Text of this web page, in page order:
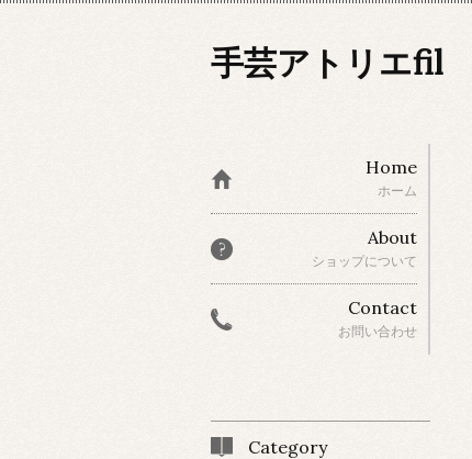
手芸アトリエfil
Home
ホーム
About
ショップについて
Contact
お問い合わせ
Category